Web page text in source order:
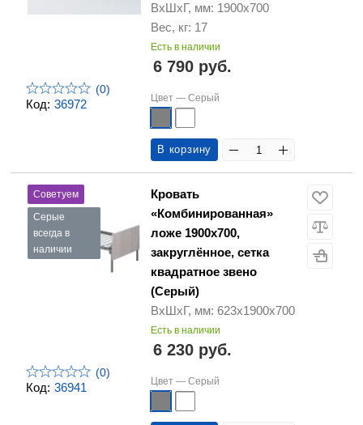
Код: 36972
(0)
ВхШхГ, мм: 1900х700
Вес, кг: 17
Есть в наличии
6 790 руб.
Цвет — Серый
В корзину
Код: 36941
Советуем
Серые
всегда в
наличии
(0)
Кровать
«Комбинированная»
ложе 1900х700,
закруглённое, сетка
квадратное звено
(Серый)
ВхШхГ, мм: 623х1900х700
Есть в наличии
6 230 руб.
Цвет — Серый